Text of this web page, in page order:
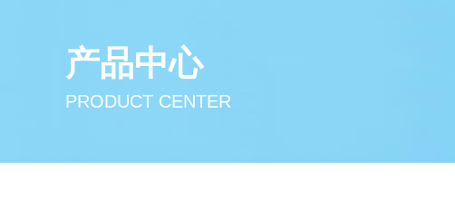
产品中心
PRODUCT CENTER